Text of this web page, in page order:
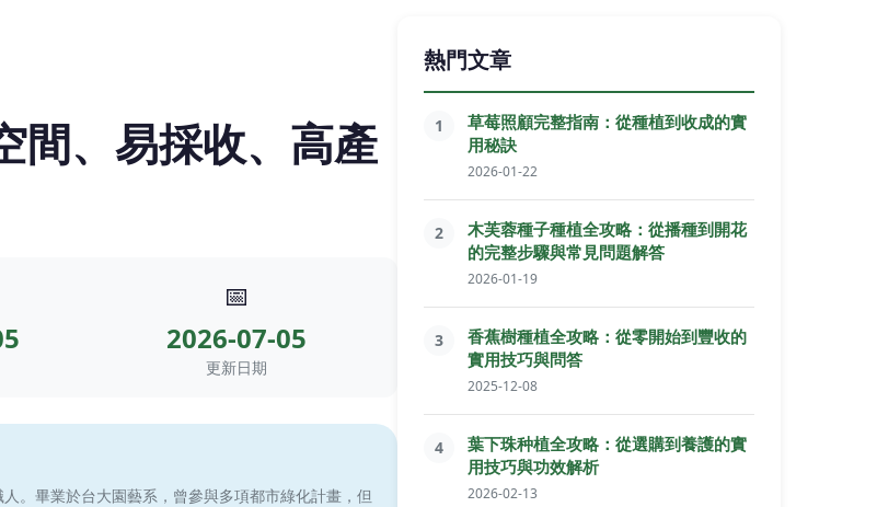
間、易採收、高產
📅
2026-07-05
更新日期
。畢業於台大園藝系，曾參與多項都市綠化計畫，但
熱門文章
1
草莓照顧完整指南：從種植到收成的實
用秘訣
2026-01-22
2
木芙蓉種子種植全攻略：從播種到開花
的完整步驟與常見問題解答
2026-01-19
3
香蕉樹種植全攻略：從零開始到豐收的
實用技巧與問答
2025-12-08
4
葉下珠种植全攻略：從選購到養護的實
用技巧與功效解析
2026-02-13